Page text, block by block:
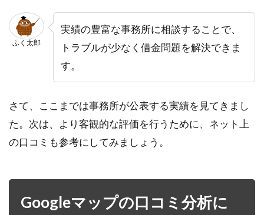
ふく太郎
実績の豊富な事務所に相談することで、
トラブルが少なく借金問題を解決できま
す。
さて、ここまでは事務所が公表する実績を見てきまし
た。次は、より客観的な評価を行うために、ネット上
の口コミも参考にしてみましょう。
Googleマップの口コミ分析に